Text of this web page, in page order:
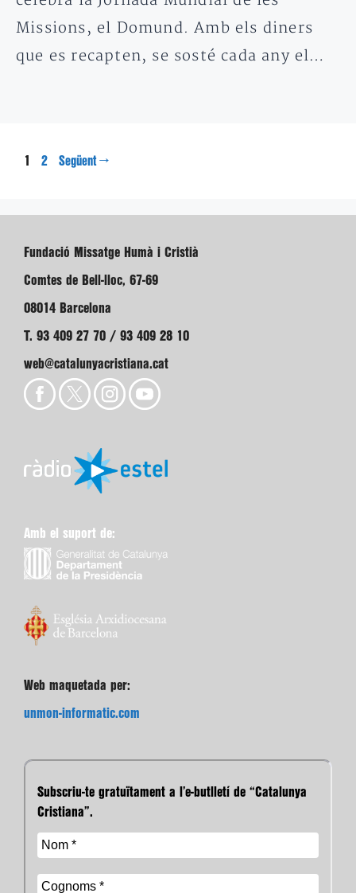
Missions, el Domund. Amb els diners
que es recapten, se sosté cada any el…
Pàgina
1 Pàgina
2 Següent →
Fundació Missatge Humà i Cristià
Comtes de Bell-lloc, 67-69
08014 Barcelona
T. 93 409 27 70 / 93 409 28 10
web@catalunyacristiana.cat
Amb el suport de:
Web maquetada per:
unmon-informatic.com
Subscriu-te gratuïtament a l’e-butlletí de “Catalunya
Cristiana”.